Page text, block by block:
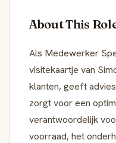
About This
Als Medewerker
visitekaartje van
klanten, geeft
zorgt voor een
verantwoordelijk
voorraad, het